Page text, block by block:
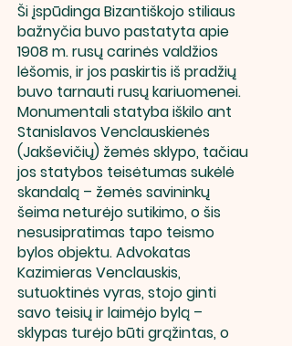
Ši įspūdinga Bizantiškojo stiliaus
bažnyčia buvo pastatyta apie
1908 m. rusų carinės valdžios
lėšomis, ir jos paskirtis iš pradžių
buvo tarnauti rusų kariuomenei.
Monumentali statyba iškilo ant
Stanislavos Venclauskienės
(Jakševičių) žemės sklypo, tačiau
jos statybos teisėtumas sukėlė
skandalą – žemės savininkų
šeima neturėjo sutikimo, o šis
nesusipratimas tapo teismo
bylos objektu. Advokatas
Kazimieras Venclauskis,
sutuoktinės vyras, stojo ginti
savo teisių ir laimėjo bylą –
sklypas turėjo būti grąžintas, o